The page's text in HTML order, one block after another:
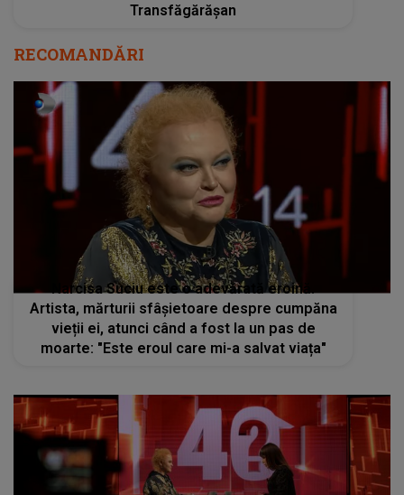
Transfăgărășan
RECOMANDĂRI
Narcisa Suciu este o adevărată eroină.
Artista, mărturii sfâșietoare despre cumpăna
vieții ei, atunci când a fost la un pas de
moarte: "Este eroul care mi-a salvat viața"